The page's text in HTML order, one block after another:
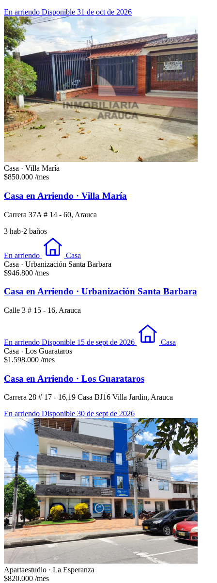
En arriendo Disponible 31 de oct de 2026
Casa · Villa María
$850.000 /mes
Casa en Arriendo · Villa María
Carrera 37A # 14 - 60, Arauca
3 hab·2 baños
En arriendo
Casa
Casa · Urbanización Santa Barbara
$946.800 /mes
Casa en Arriendo · Urbanización Santa Barbara
Calle 3 # 15 - 16, Arauca
En arriendo Disponible 15 de sept de 2026
Casa
Casa · Los Guarataros
$1.598.000 /mes
Casa en Arriendo · Los Guarataros
Carrera 28 # 17 - 16,19 Casa BJ16 Villa Jardin, Arauca
En arriendo Disponible 30 de sept de 2026
Apartaestudio · La Esperanza
$820.000 /mes